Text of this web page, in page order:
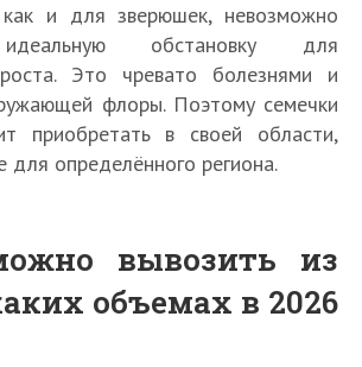
и для зверюшек, невозможно
обстановку для
Это чревато болезнями и
флоры. Поэтому семечки
приобретать в своей области,
для определённого региона.
вывозить из
объемах в 2026